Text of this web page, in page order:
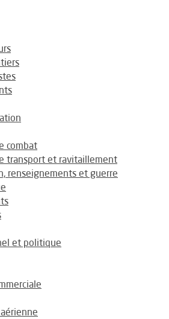
combat
transport et ravitaillement
renseignements et guerre
et politique